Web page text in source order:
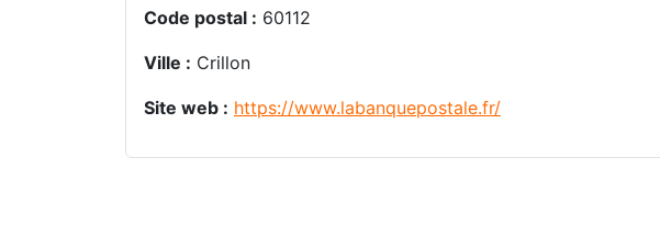
Code postal : 60112
Ville : Crillon
Site web : https://www.labanquepostale.fr/